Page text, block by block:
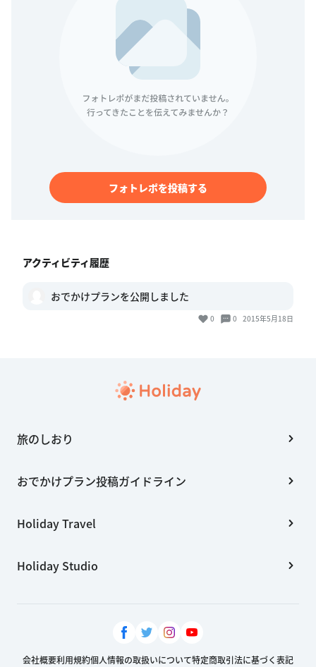
フォトレポを投稿する
アクティビティ履歴
おでかけプランを公開しました
0 0 2015年5月18日
旅のしおり
おでかけプラン投稿ガイドライン
Holiday Travel
Holiday Studio
会社概要利用規約個人情報の取扱いについて特定商取引法に基づく表記